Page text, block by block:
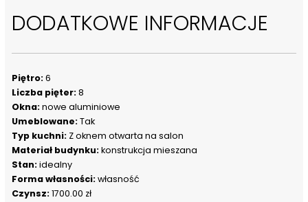
W cenie jest zawarte miejsce parkingowe i duża komórka
lokatorska oraz zaliczki na wodę i centralne ogrzewanie .
Miejsce parkingowe w garażu podziemnym (w cenie)
Komórka lokatorska ok. 4 m² (w cenie)
Wysokie piętro + piękny, przestrzenny widok
Wysokość pomieszczeń ok. 3 m
Ekspozycja zapewniająca doskonałe doświetlenie dzienne
Cicha lokalizacja - mieszkanie od strony wewnętrznej osiedla
Wyposażenie i standard:
Mieszkanie jest w pełni umeblowane i gotowe do zamieszkania.
Kuchnia wykonana na wymiar, wyposażona w wysokiej klasy
DODATKOWE INFORMACJE
Piętro:6
Liczba pięter:8
Okna:nowe aluminiowe
Umeblowane:Tak
Typ kuchni: Z oknem otwarta na salon
Materiał budynku:konstrukcja mieszana
Stan:idealny
Forma własności:własność
Czynsz:1700.00 zł